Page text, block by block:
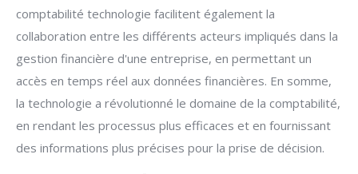
comptabilité technologie facilitent également la
collaboration entre les différents acteurs impliqués dans la
gestion financière d'une entreprise, en permettant un
accès en temps réel aux données financières. En somme,
la technologie a révolutionné le domaine de la comptabilité,
en rendant les processus plus efficaces et en fournissant
des informations plus précises pour la prise de décision.